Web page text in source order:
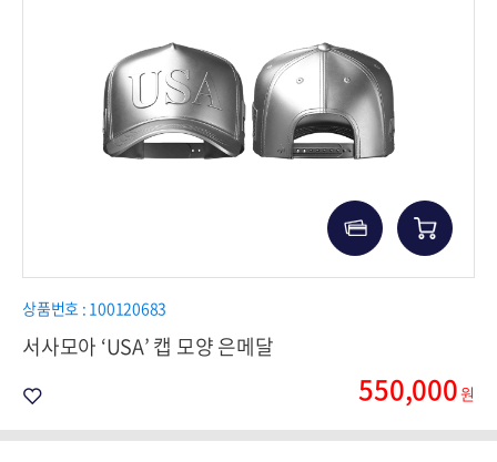
상품번호 : 100120683
서사모아 ‘USA’ 캡 모양 은메달
550,000원